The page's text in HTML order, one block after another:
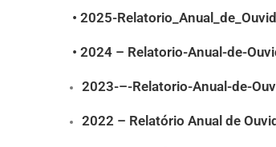
• 2025-
• 2024 – Relatorio-Anual-de-
2023-–-Relatorio-Anual-de-
2022 – Relatório Anual de